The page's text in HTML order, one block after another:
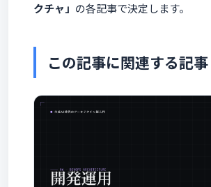
クチャ」 の各記事で決定します。
この記事に関連する記事